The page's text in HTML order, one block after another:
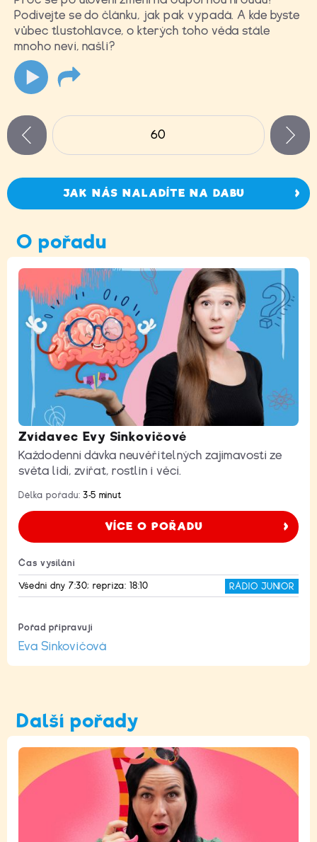
Podívejte se do článku, jak pak vypadá. A kde byste
vůbec tlustohlavce, o kterých toho věda stále
mnoho neví, našli?
Stránky
60
JAK NÁS NALADÍTE NA DABU
O pořadu
Zvídavec Evy Sinkovičové
Každodenní dávka neuvěřitelných zajímavostí ze
světa lidí, zvířat, rostlin i věcí.
Délka pořadu:3-5 minut
VÍCE O POŘADU
Čas vysílání
Všední dny 7:30; repríza: 18:10 RÁDIO JUNIOR
Pořad připravují
Eva Sinkovičová
Další pořady